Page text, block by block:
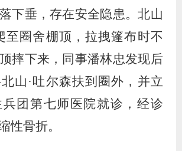
下垂，存在安全隐患。北山
至圈舍棚顶，拉拽篷布时不
摔下来，同事潘林忠发现后
山·吐尔森扶到圈外，并立
团第七师医院就诊，经诊
性骨折。